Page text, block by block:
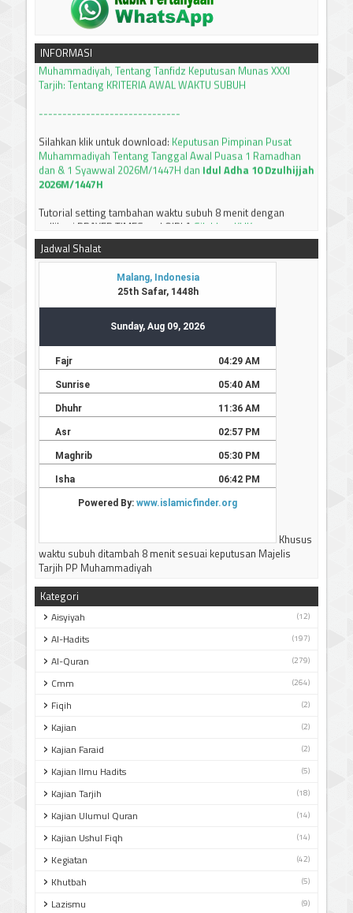
INFORMASI
Muhammadiyah, Tentang Tanfidz Keputusan Munas XXXI
Tarjih: Tentang KRITERIA AWAL WAKTU SUBUH
------------------------------
Muhammadiyah Tentang Tanggal Awal Puasa 1 Ramadhan
dan & 1 Syawwal 2026M/1447H danIdul Adha 10 Dzulhijjah
2026M/1447H
Tutorial setting tambahan waktu subuh 8 menit dengan
apllikasi PRAYER TIMES and QIBLASilahkan KLIK
JADWAL IMSAKIYAH BULAN RAMADHAN 1447 H / 2026 M
JAWA TIMURSilahkan bisa didownload
-----------------------------Terima kasih
Jadwal Shalat
Khusus
waktu subuh ditambah 8 menit sesuai keputusan Majelis
Tarjih PP Muhammadiyah
Kategori
Aisyiyah (12)
Al-Hadits (197)
Al-Quran (279)
Cmm (264)
Fiqih (2)
Kajian (2)
Kajian Faraid (2)
Kajian Ilmu Hadits (5)
Kajian Tarjih (18)
Kajian Ulumul Quran (14)
Kajian Ushul Fiqh (14)
Kegiatan (42)
Khutbah (5)
Lazismu (9)